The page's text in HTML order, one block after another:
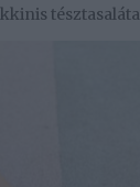
tésztasaláta